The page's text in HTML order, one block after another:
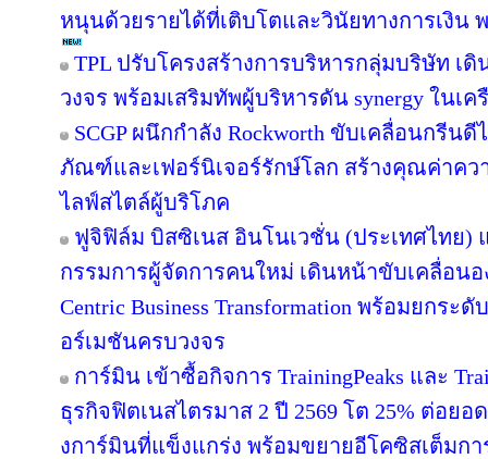
หนุนด้วยรายได้ที่เติบโตและวินัยทางการเงิน
TPL ปรับโครงสร้างการบริหารกลุ่มบริษัท เ
วงจร พร้อมเสริมทัพผู้บริหารดัน synergy ในเค
SCGP ผนึกกำลัง Rockworth ขับเคลื่อนกรี
ภัณฑ์และเฟอร์นิเจอร์รักษ์โลก สร้างคุณค่าคว
ไลฟ์สไตล์ผู้บริโภค
ฟูจิฟิล์ม บิสซิเนส อินโนเวชั่น (ประเทศไทย)
กรรมการผู้จัดการคนใหม่ เดินหน้าขับเคลื่อนอ
Centric Business Transformation พร้อมยก
อร์เมชันครบวงจร
การ์มิน เข้าซื้อกิจการ TrainingPeaks และ
ธุรกิจฟิตเนสไตรมาส 2 ปี 2569 โต 25% ต่อย
งการ์มินที่แข็งแกร่ง พร้อมขยายอีโคซิสเต็มก